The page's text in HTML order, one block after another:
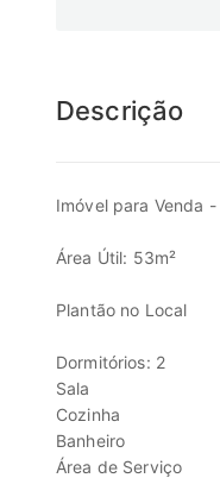
Descrição
Imóvel para Venda
Área Útil: 53m²
Plantão no Local
Dormitórios: 2
Sala
Cozinha
Banheiro
Área de Serviço